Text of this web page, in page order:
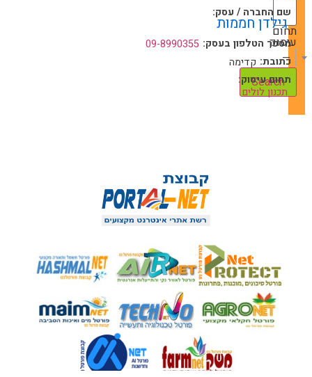
תחום
עיסוק
— Choose One —
שם החברה / עסק:
גילדן חממות
מספר הטלפון בעסק: 09-8990355
כתובת: קדימה
תחום עיסוק:
תכנון לולים